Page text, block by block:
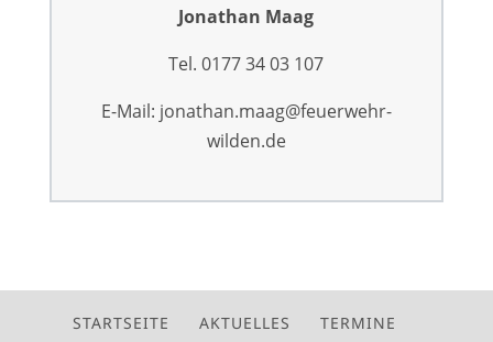
Jonathan Maag
Tel. 0177 34 03 107
E-Mail: jonathan.maag@feuerwehr-
wilden.de
STARTSEITE AKTUELLES TERMINE